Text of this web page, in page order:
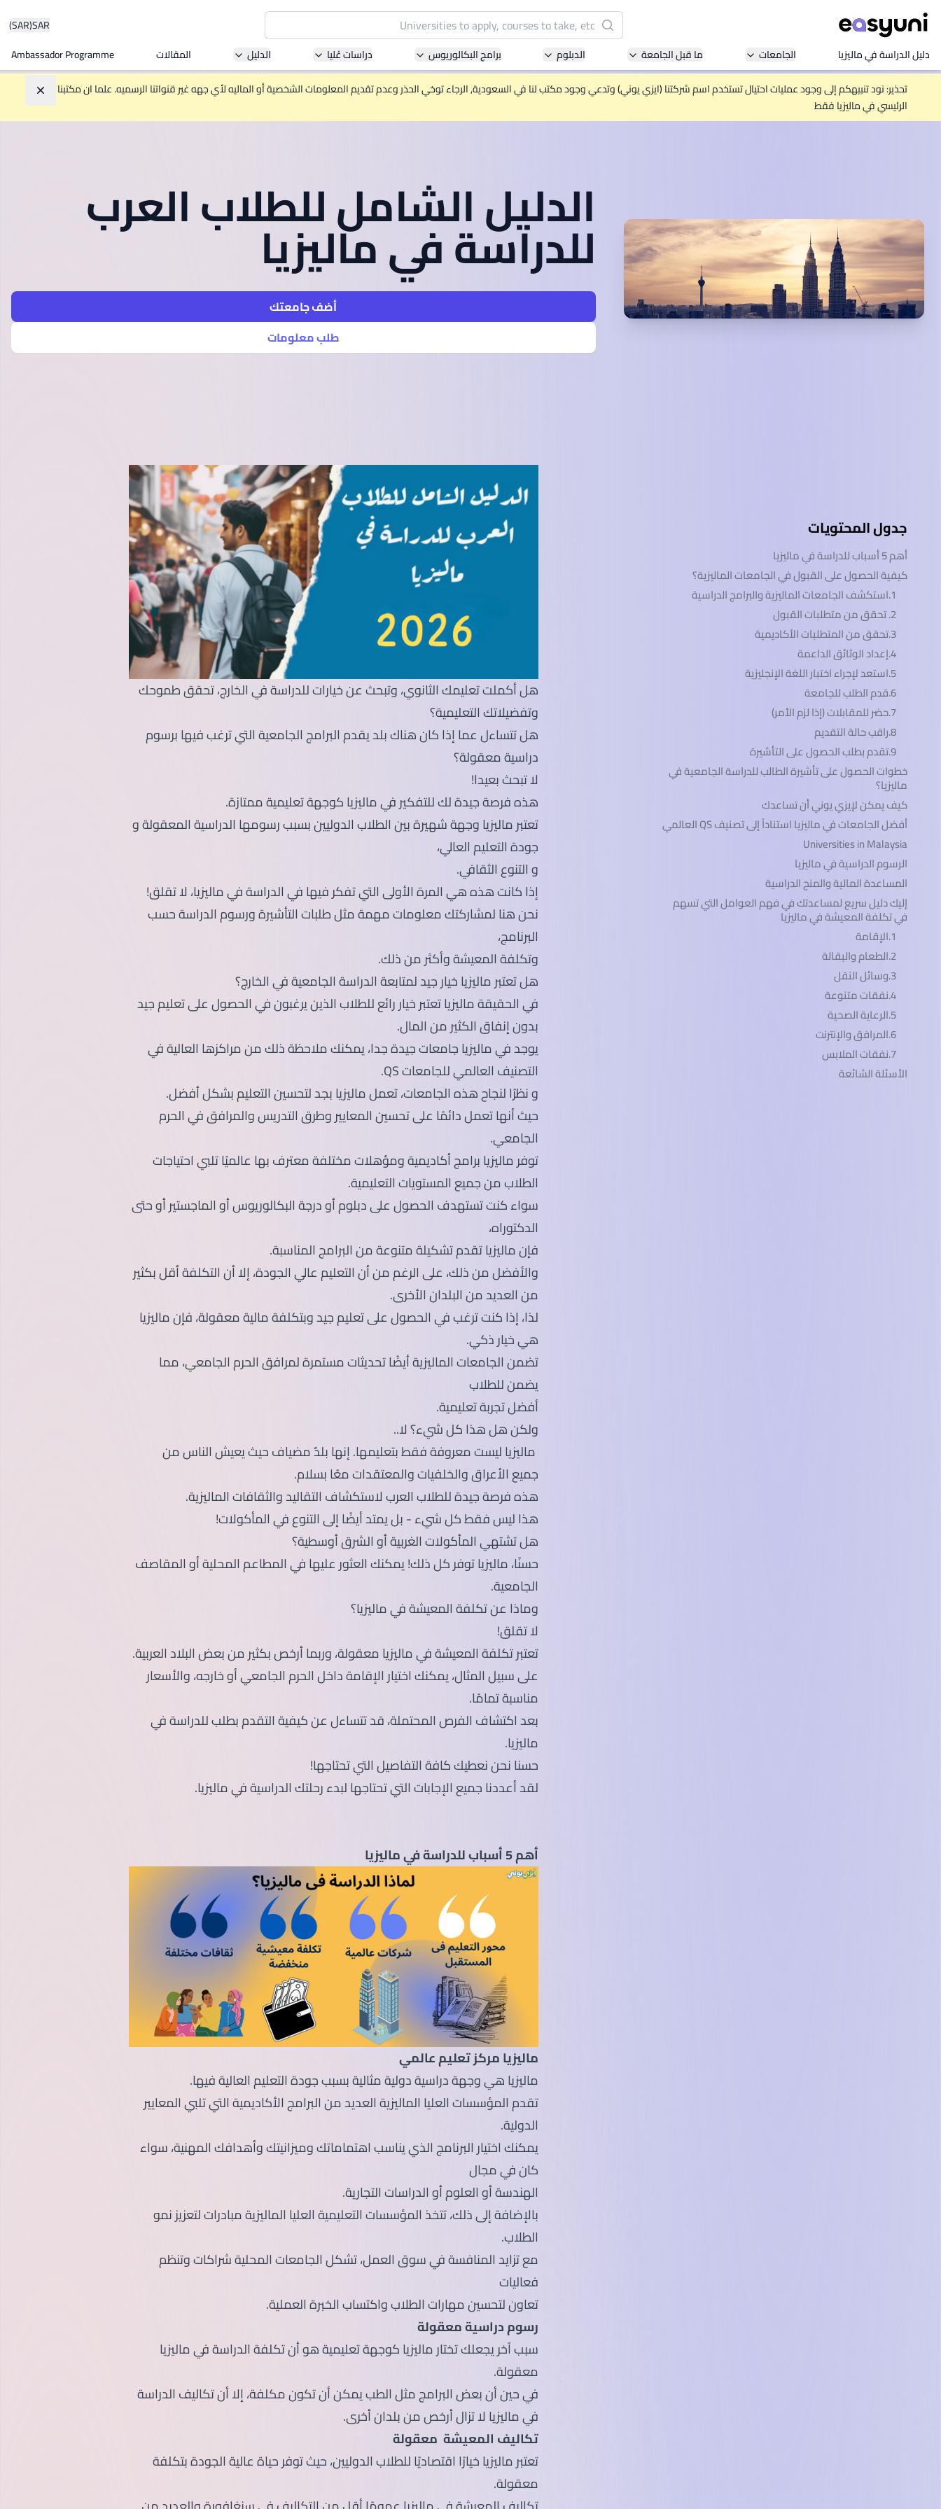
SAR
(SAR) البحث
Asia Pacific University of Technology and Innovation
(APU)
courses
Malaysia's first and most established private medical and
healthcare university
Asia School of Business (ASB)
MBA by Central Bank of Malaysia in collaboration with the
Massachusetts Institute of Technology (MIT)
SEGi University Kota Damansara
دليل الدراسة في ماليزيا الجامعات ما قبل الجامعة الدبلوم برامج البكالوريوس دراسات عُليا الدليل المقالات
Ambassador Programme
تحذير: نود تنبيهكم إلى وجود عمليات احتيال تستخدم اسم شركتنا (ايزي يوني) وتدعي وجود مكتب لنا في السعودية, الرجاء توخي الحذر وعدم تقديم المعلومات الشخصية أو الماليه لأي جهه غير قنواتنا الرسميه. علما ان مكتبنا
الرئيسي في ماليزيا فقط
تجاهل
الدليل الشامل للطلاب العرب
للدراسة في ماليزيا
أضف جامعتك
طلب معلومات
جدول المحتويات
أهم 5 أسباب للدراسة في ماليزيا
كيفية الحصول على القبول في الجامعات الماليزية؟
1.استكشف الجامعات الماليزية والبرامج الدراسية
2. تحقق من متطلبات القبول
3.تحقق من المتطلبات الأكاديمية
4.إعداد الوثائق الداعمة
5.استعد لإجراء اختبار اللغة الإنجليزية
6.قدم الطلب للجامعة
7.حضر للمقابلات (إذا لزم الأمر)
8.راقب حالة التقديم
9.تقدم بطلب الحصول على التأشيرة
خطوات الحصول على تأشيرة الطالب للدراسة الجامعية في
ماليزيا؟
كيف يمكن لإيزي يوني أن تساعدك
أفضل الجامعات في ماليزيا استناداً إلى تصنيف QS العالمي
Universities in Malaysia
الرسوم الدراسية في ماليزيا
المساعدة المالية والمنح الدراسية
إليك دليل سريع لمساعدتك في فهم العوامل التي تسهم
في تكلفة المعيشة في ماليزيا
1.الإقامة
2.الطعام والبقالة
3.وسائل النقل
4.نفقات متنوعة
5.الرعاية الصحية
6.المرافق والإنترنت
7.نفقات الملابس
الأسئلة الشائعة
هل أكملت تعليمك الثانوي، وتبحث عن خيارات للدراسة في الخارج، تحقق طموحك
وتفضيلاتك التعليمية؟
هل تتساءل عما إذا كان هناك بلد يقدم البرامج الجامعية التي ترغب فيها برسوم
دراسية معقولة؟
لا تبحث بعيدا!
هذه فرصة جيدة لك للتفكير في ماليزيا كوجهة تعليمية ممتازة.
تعتبر ماليزيا وجهة شهيرة بين الطلاب الدوليين بسبب رسومها الدراسية المعقولة و
جودة التعليم العالي،
و التنوع الثقافي.
إذا كانت هذه هي المرة الأولى التي تفكر فيها في الدراسة في ماليزيا، لا تقلق!
نحن هنا لمشاركتك معلومات مهمة مثل طلبات التأشيرة ورسوم الدراسة حسب
البرنامج،
وتكلفة المعيشة وأكثر من ذلك.
هل تعتبر ماليزيا خيار جيد لمتابعة الدراسة الجامعية في الخارج؟
في الحقيقة ماليزيا تعتبر خيار رائع للطلاب الذين يرغبون في الحصول على تعليم جيد
بدون إنفاق الكثير من المال.
يوجد في ماليزيا جامعات جيدة جدا، يمكنك ملاحظة ذلك من مراكزها العالية في
التصنيف العالمي للجامعات QS.
و نظرًا لنجاح هذه الجامعات، تعمل ماليزيا بجد لتحسين التعليم بشكل أفضل.
حيث أنها تعمل دائمًا على تحسين المعايير وطرق التدريس والمرافق في الحرم
الجامعي.
توفر ماليزيا برامج أكاديمية ومؤهلات مختلفة معترف بها عالميًا تلبي احتياجات
الطلاب من جميع المستويات التعليمية.
سواء كنت تستهدف الحصول على دبلوم أو درجة البكالوريوس أو الماجستير أو حتى
الدكتوراه،
فإن ماليزيا تقدم تشكيلة متنوعة من البرامج المناسبة.
والأفضل من ذلك، على الرغم من أن التعليم عالي الجودة، إلا أن التكلفة أقل بكثير
من العديد من البلدان الأخرى.
لذا، إذا كنت ترغب في الحصول على تعليم جيد وبتكلفة مالية معقولة، فإن ماليزيا
هي خيار ذكي.
تضمن الجامعات الماليزية أيضًا تحديثات مستمرة لمرافق الحرم الجامعي، مما
يضمن للطلاب
أفضل تجربة تعليمية.
ولكن هل هذا كل شيء؟ لا..
ماليزيا ليست معروفة فقط بتعليمها. إنها بلدٌ مضياف حيث يعيش الناس من
جميع الأعراق والخلفيات والمعتقدات معًا بسلام.
هذه فرصة جيدة للطلاب العرب لاستكشاف التقاليد والثقافات الماليزية.
هذا ليس فقط كل شيء - بل يمتد أيضًا إلى التنوع في المأكولات!
هل تشتهي المأكولات الغربية أو الشرق أوسطية؟
حسنًا، ماليزيا توفر كل ذلك! يمكنك العثور عليها في المطاعم المحلية أو المقاصف
الجامعية.
وماذا عن تكلفة المعيشة في ماليزيا؟
لا تقلق!
تعتبر تكلفة المعيشة في ماليزيا معقولة، وربما أرخص بكثير من بعض البلاد العربية.
على سبيل المثال، يمكنك اختيار الإقامة داخل الحرم الجامعي أو خارجه، والأسعار
مناسبة تمامًا.
بعد اكتشاف الفرص المحتملة، قد تتساءل عن كيفية التقدم بطلب للدراسة في
ماليزيا.
حسنا نحن نعطيك كافة التفاصيل التي تحتاجها!
لقد أعددنا جميع الإجابات التي تحتاجها لبدء رحلتك الدراسية في ماليزيا.
أهم 5 أسباب للدراسة في ماليزيا
ماليزيا مركز تعليم عالمي
ماليزيا هي وجهة دراسية دولية مثالية بسبب جودة التعليم العالية فيها.
تقدم المؤسسات العليا الماليزية العديد من البرامج الأكاديمية التي تلبي المعايير
الدولية.
يمكنك اختيار البرنامج الذي يناسب اهتماماتك وميزانيتك وأهدافك المهنية، سواء
كان في مجال
الهندسة أو العلوم أو الدراسات التجارية.
بالإضافة إلى ذلك، تتخذ المؤسسات التعليمية العليا الماليزية مبادرات لتعزيز نمو
الطلاب.
مع تزايد المنافسة في سوق العمل، تشكل الجامعات المحلية شراكات وتنظم
فعاليات
تعاون لتحسين مهارات الطلاب واكتساب الخبرة العملية.
رسوم دراسية معقولة
سبب آخر يجعلك تختار ماليزيا كوجهة تعليمية هو أن تكلفة الدراسة في ماليزيا
معقولة.
في حين أن بعض البرامج مثل الطب يمكن أن تكون مكلفة، إلا أن تكاليف الدراسة
في ماليزيا لا تزال أرخص من بلدان أخرى.
تكاليف المعيشة معقولة
تعتبر ماليزيا خيارًا اقتصاديًا للطلاب الدوليين، حيث توفر حياة عالية الجودة بتكلفة
معقولة.